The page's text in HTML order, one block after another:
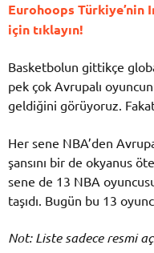
Eurohoops Türkiye’nin
için tıklayın!
Basketbolun gittikçe
pek çok Avrupalı
geldiğini görüyoruz.
Her sene NBA’den
şansını bir de okyanus
sene de 13 NBA
taşıdı. Bugün bu 13
Not: Liste sadece resmi